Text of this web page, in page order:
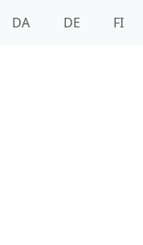
DA DE FI